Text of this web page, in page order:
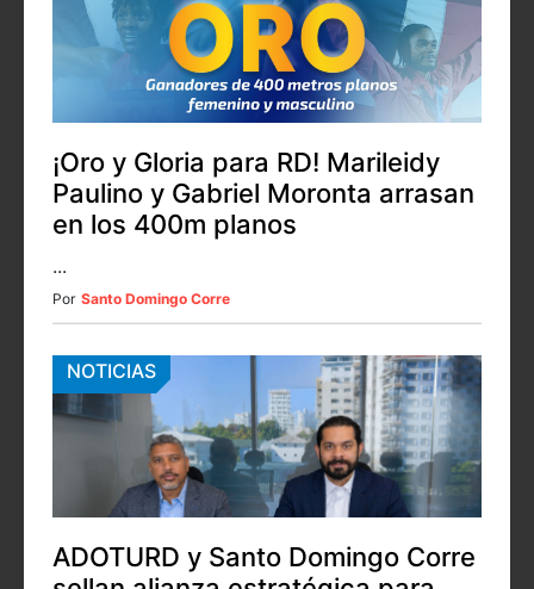
¡Oro y Gloria para RD! Marileidy
Paulino y Gabriel Moronta arrasan
en los 400m planos
...
Por Santo Domingo Corre
NOTICIAS
ADOTURD y Santo Domingo Corre